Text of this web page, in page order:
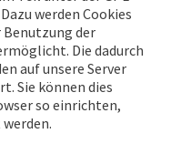
werden Cookies
Benutzung der
Die dadurch
auf unsere Server
Sie können dies
so einrichten,